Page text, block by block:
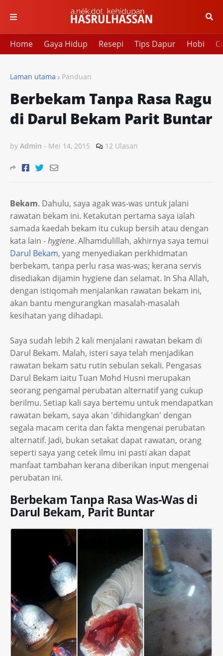
Home Gaya Hidup Resepi Tips Dapur Hobi
Laman utama Panduan
Berbekam Tanpa Rasa Ragu
di Darul Bekam Parit Buntar
by Admin - Mei 14, 2015 12 Ulasan
Bekam. Dahulu, saya agak was-was untuk jalani
rawatan bekam ini. Ketakutan pertama saya ialah
samada kaedah bekam itu cukup bersih atau dengan
kata lain -hygiene. Alhamdulillah, akhirnya saya temui
Darul Bekam, yang menyediakan perkhidmatan
berbekam, tanpa perlu rasa was-was; kerana servis
disediakan dijamin hygiene dan selamat. In Sha Allah,
dengan istiqomah menjalankan rawatan bekam ini,
akan bantu mengurangkan masalah-masalah
kesihatan yang dihadapi.
Saya sudah lebih 2 kali menjalani rawatan bekam di
Darul Bekam. Malah, isteri saya telah menjadikan
rawatan bekam satu rutin sebulan sekali. Pengasas
Darul Bekam iaitu Tuan Mohd Husni merupakan
seorang pengamal perubatan alternatif yang cukup
berilmu. Setiap kali saya bertemu untuk mendapatkan
rawatan bekam, saya akan 'dihidangkan' dengan
segala macam cerita dan fakta mengenai perubatan
alternatif. Jadi, bukan setakat dapat rawatan, orang
seperti saya yang cetek ilmu ini pasti akan dapat
manfaat tambahan kerana diberikan input mengenai
perubatan ini.
Berbekam Tanpa Rasa Was-Was di
Darul Bekam, Parit Buntar